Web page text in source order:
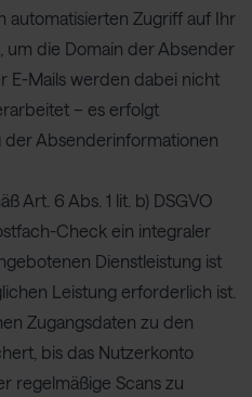
automatisierten Zugriff auf Ihr
um die Domain der Absender
E-Mails werden dabei nicht
– es erfolgt
der Absenderinformationen
Art. 6 Abs. 1 lit. b) DSGVO
Check ein integraler
Dienstleistung ist
Leistung erforderlich ist.
Zugangsdaten zu den
bis das Nutzerkonto
regelmäßige Scans zu